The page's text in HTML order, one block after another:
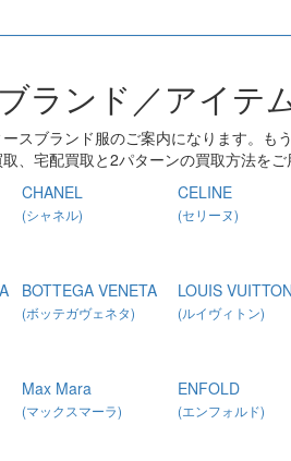
ランド／アイテ
スブランド服のご案内になります。も
、宅配買取と2パターンの買取方法をご
CHANEL
(シャネル)
CELINE
(セリーヌ)
BOTTEGA VENETA
(ボッテガヴェネタ)
LOUIS VUITTON
(ルイヴィトン)
Max Mara
(マックスマーラ)
ENFOLD
(エンフォルド)